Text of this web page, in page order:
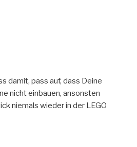
damit, pass auf, dass Deine
nicht einbauen, ansonsten
niemals wieder in der LEGO